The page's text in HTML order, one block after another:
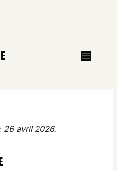
26 avril 2026.